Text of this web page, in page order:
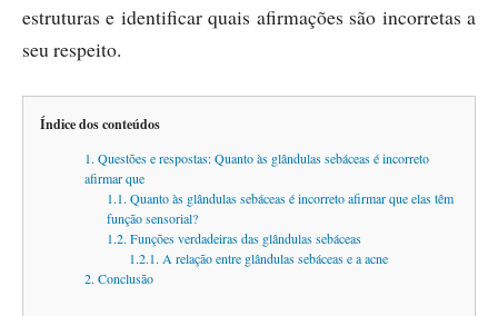
estruturas e identificar quais afirmações são incorretas a
seu respeito.
Índice dos conteúdos
1. Questões e respostas: Quanto às glândulas sebáceas é incorreto
afirmar que
1.1. Quanto às glândulas sebáceas é incorreto afirmar que elas têm
função sensorial?
1.2. Funções verdadeiras das glândulas sebáceas
1.2.1. A relação entre glândulas sebáceas e a acne
2. Conclusão